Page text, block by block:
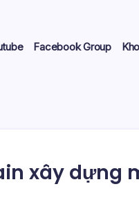
Facebook Group
xây dựng